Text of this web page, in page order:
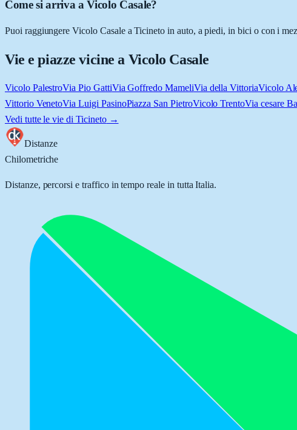
Come si arriva a Vicolo Casale?
Puoi raggiungere Vicolo Casale a Ticineto in auto, a piedi, in bici o con i
Vie e piazze vicine a Vicolo Casale
Vicolo PalestroVia Pio GattiVia Goffredo MameliVia della VittoriaVicolo
Vittorio VenetoVia Luigi PasinoPiazza San PietroVicolo TrentoVia cesare
Vedi tutte le vie di Ticineto→
Distanze
Chilometriche
Distanze, percorsi e traffico in tempo reale in tutta Italia.